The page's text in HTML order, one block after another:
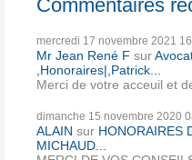
Commentaires
mercredi 17 novembre 2021
Mr Jean René F sur
,Honoraires|,Patrick...
Merci de votre acceuil et
dimanche 15 novembre 2020
ALAIN sur HONORAIRES
MICHAUD...